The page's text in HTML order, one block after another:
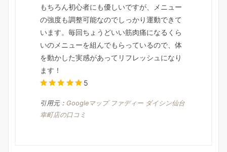
もちろん初心者にも優しいですが、メニュー
の強度も調整可能なのでしっかり運動できて
います。毎回ちょうどいい筋肉痛になるくら
いのメニューを組んでもらっているので、体
を動かした実感があってリフレッシュになり
ます！
5
引用元： Googleマップ ファディー ダイシン仙台
幸町店の口コミ